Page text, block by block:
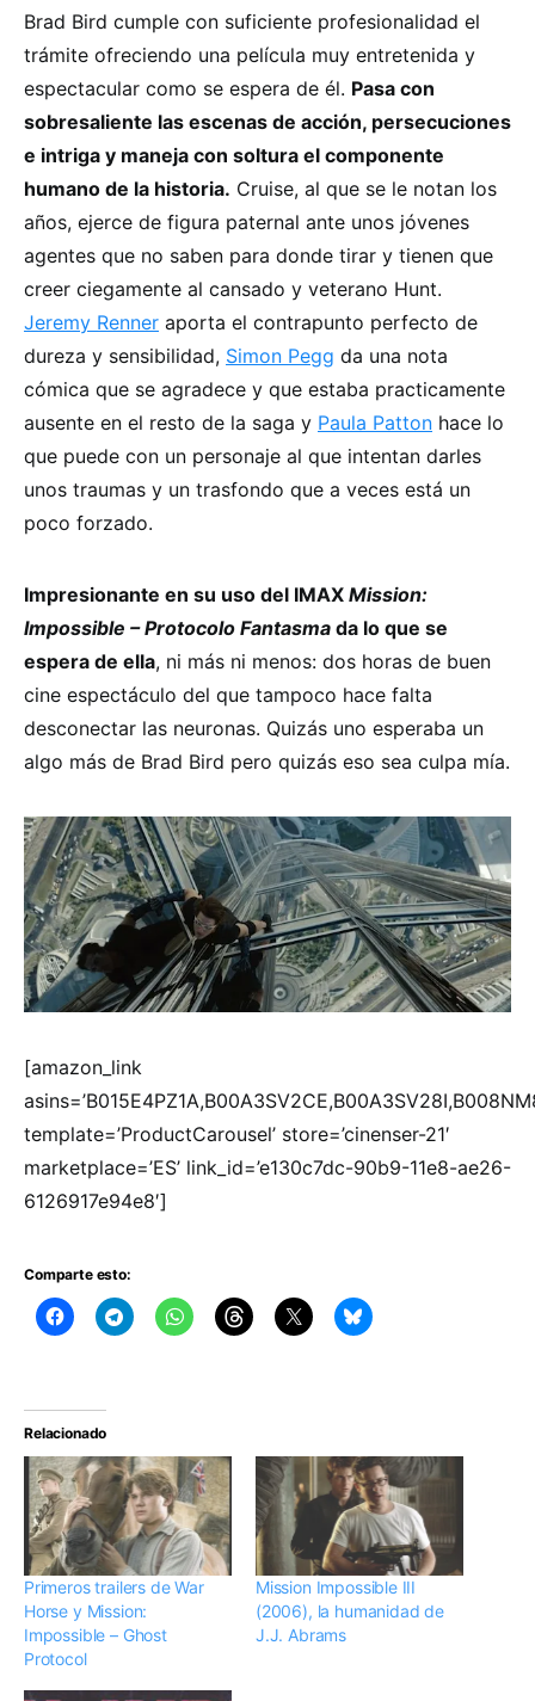
Brad Bird cumple con suficiente profesionalidad el
trámite ofreciendo una película muy entretenida y
espectacular como se espera de él. Pasa con
sobresaliente las escenas de acción, persecuciones
e intriga y maneja con soltura el componente
humano de la historia. Cruise, al que se le notan los
años, ejerce de figura paternal ante unos jóvenes
agentes que no saben para donde tirar y tienen que
creer ciegamente al cansado y veterano Hunt.
Jeremy Renner aporta el contrapunto perfecto de
dureza y sensibilidad, Simon Pegg da una nota
cómica que se agradece y que estaba practicamente
ausente en el resto de la saga y Paula Patton hace lo
que puede con un personaje al que intentan darles
unos traumas y un trasfondo que a veces está un
poco forzado.
Impresionante en su uso del IMAX Mission:
Impossible – Protocolo Fantasma da lo que se
espera de ella, ni más ni menos: dos horas de buen
cine espectáculo del que tampoco hace falta
desconectar las neuronas. Quizás uno esperaba un
algo más de Brad Bird pero quizás eso sea culpa mía.
[amazon_link
template=’ProductCarousel’ store=’cinenser-21′
marketplace=’ES’ link_id=’e130c7dc-90b9-11e8-ae26-
6126917e94e8′]
Comparte esto:
Relacionado
Primeros trailers de War
Horse y Mission:
Impossible – Ghost
Protocol
Mission Impossible III
(2006), la humanidad de
J.J. Abrams